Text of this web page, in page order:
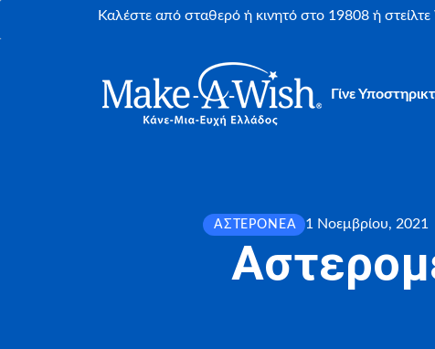
Καλέστε από σταθερό ή κινητό στο 19808 ή
Γίνε
ΑΣΤΕΡΟΝΈΑ 1 Νοεμβρίου, 2021